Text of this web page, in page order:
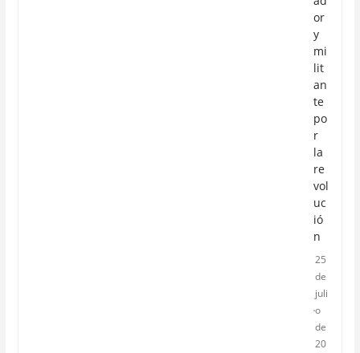
or
y
mi
lit
an
te
po
r
la
re
vol
uc
ió
n
25
de
juli
o
de
20